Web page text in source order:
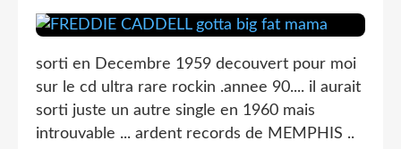
sorti en Decembre 1959 decouvert pour moi
sur le cd ultra rare rockin .annee 90.... il aurait
sorti juste un autre single en 1960 mais
introuvable ... ardent records de MEMPHIS ..